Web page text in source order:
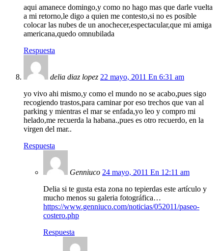
aqui amanece domingo,y como no hago mas que darle vuelta
a mi retorno,le digo a quien me contesto,si no es posible
colocar las nubes de un anochecer,espectacular,que mi amiga
americana,quedo omnubilada
Respuesta
delia diaz lopez 22 mayo, 2011 En 6:31 am
yo vivo ahi mismo,y como el mundo no se acabo,pues sigo
recogiendo trastos,para caminar por eso trechos que van al
parking y mientras el mar se enfada,yo leo y compro mi
helado,me recuerda la habana.,pues es otro recuerdo, en la
virgen del mar..
Respuesta
Genniuco 24 mayo, 2011 En 12:11 am
Delia si te gusta esta zona no tepierdas este artículo y
mucho menos su galeria fotográfica…
https://www.genniuco.com/noticias/052011/paseo-
costero.php
Respuesta